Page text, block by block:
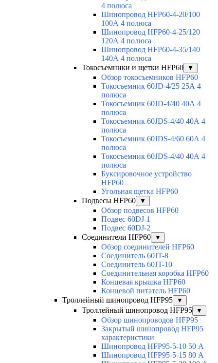
4 полюса
Шинопровод HFP60-4-20/100
100А 4 полюса
Шинопровод HFP60-4-25/120
120А 4 полюса
Шинопровод HFP60-4-35/140
140А 4 полюса
Токосъемники и щетки HFP60
▼
Обзор токосъемников HFP60
Токосъемник 60JD-4/25 25А 4
полюса
Токосъемник 60JD-4/40 40А 4
полюса
Токосъемник 60JDS-4/40 40А 4
полюса
Токосъемник 60JDS-4/60 60А 4
полюса
Токосъемник 60JDS-4/40 40А 4
полюса
Буксировочное устройство
HFP60
Угольная щетка HFP60
Подвесы HFP60
▼
Обзор подвесов HFP60
Подвес 60DJ-1
Подвес 60DJ-2
Соединители HFP60
▼
Обзор соединителей HFP60
Соединитель 60JT-8
Соединитель 60JT-10
Соединительная коробка HFP60
Концевая крышка HFP60
Концевой питатель HFP60
Троллейный шинопровод HFP95
▼
Троллейный шинопровод HFP95 ▼
Обзор шинопроводов HFP95
Закрытый шинопровод HFP95
характеристики
Шинопровод HFP95-5-10 50 А
Шинопровод HFP95-5-15 80 А